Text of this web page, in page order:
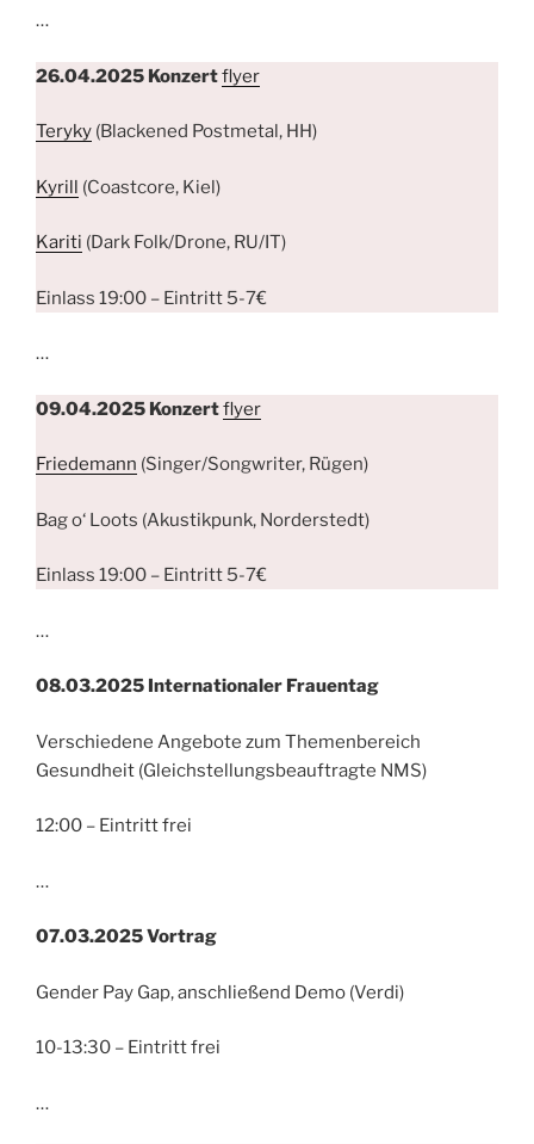
…
26.04.2025 Konzertflyer
Teryky (Blackened Postmetal, HH)
Kyrill (Coastcore, Kiel)
Kariti (Dark Folk/Drone, RU/IT)
Einlass 19:00 – Eintritt 5-7€
…
09.04.2025 Konzertflyer
Friedemann (Singer/Songwriter, Rügen)
Bag o‘ Loots (Akustikpunk, Norderstedt)
Einlass 19:00 – Eintritt 5-7€
…
08.03.2025 Internationaler Frauentag
Verschiedene Angebote zum Themenbereich
Gesundheit (Gleichstellungsbeauftragte NMS)
12:00 – Eintritt frei
…
07.03.2025Vortrag
Gender Pay Gap, anschließend Demo (Verdi)
10-13:30 – Eintritt frei
…